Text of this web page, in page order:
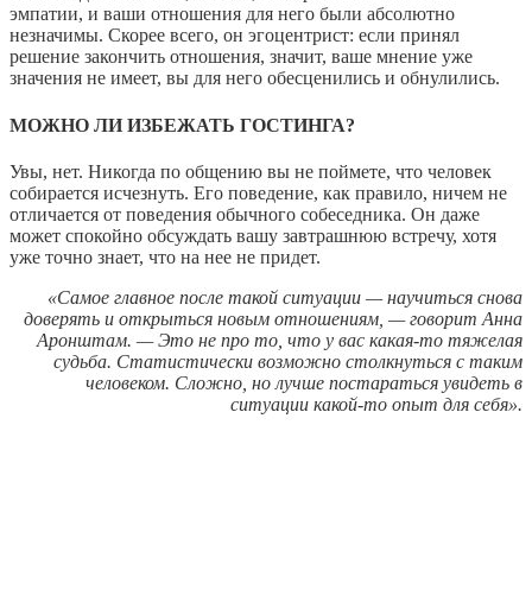
эмпатии, и ваши отношения для него были абсолютно
незначимы. Скорее всего, он эгоцентрист: если принял
решение закончить отношения, значит, ваше мнение уже
значения не имеет, вы для него обесценились и обнулились.
МОЖНО ЛИ ИЗБЕЖАТЬ ГОСТИНГА?
Увы, нет. Никогда по общению вы не поймете, что человек
собирается исчезнуть. Его поведение, как правило, ничем не
отличается от поведения обычного собеседника. Он даже
может спокойно обсуждать вашу завтрашнюю встречу, хотя
уже точно знает, что на нее не придет.
«Самое главное после такой ситуации — научиться снова
доверять и открыться новым отношениям, — говорит Анна
Аронштам. — Это не про то, что у вас какая-то тяжелая
судьба. Статистически возможно столкнуться с таким
человеком. Сложно, но лучше постараться увидеть в
ситуации какой-то опыт для себя».